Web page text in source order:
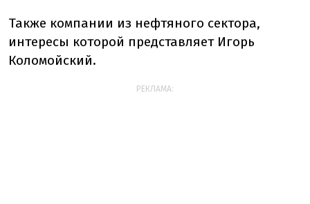
Также компании из нефтяного сектора,
интересы которой представляет Игорь
Коломойский.
РЕКЛАМА: